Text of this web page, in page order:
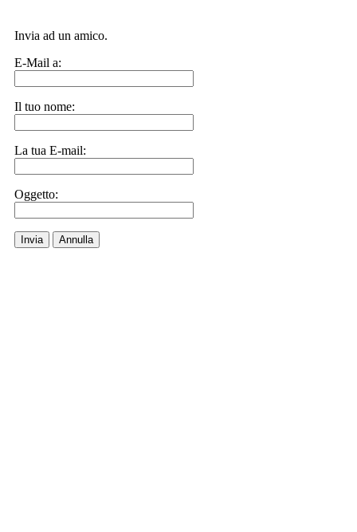
Invia ad un amico.
E-Mail a:
Il tuo nome:
La tua E-mail:
Oggetto:
Invia Annulla